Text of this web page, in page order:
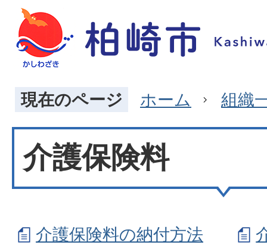
現在のページ ホーム 組織
介護保険料
介護保険料の納付方法